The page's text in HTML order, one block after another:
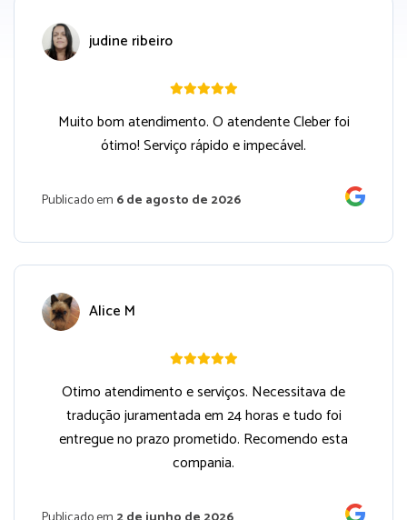
judine ribeiro
Muito bom atendimento. O atendente Cleber foi
ótimo! Serviço rápido e impecável.
Publicado em 6 de agosto de 2026
Alice M
Otimo atendimento e serviços. Necessitava de
tradução juramentada em 24 horas e tudo foi
entregue no prazo prometido. Recomendo esta
compania.